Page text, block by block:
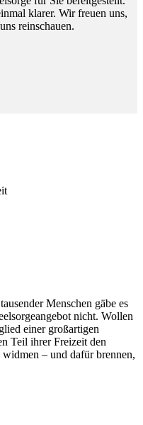
klarer. Wir freuen uns,
reinschauen.
Menschen gäbe es
nicht. Wollen
einer großartigen
Teil ihrer Freizeit den
– und dafür brennen,